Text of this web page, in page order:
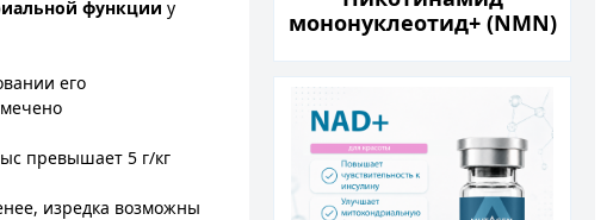
функции у
его
превышает 5 г/кг​
изредка возможны
мононуклеотид+ (NMN)